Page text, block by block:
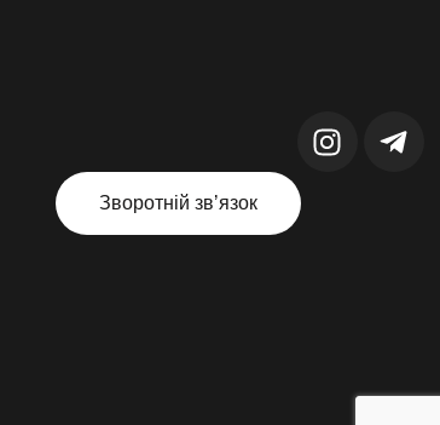
Зворотній звʼязок